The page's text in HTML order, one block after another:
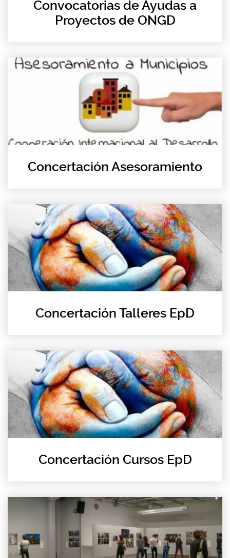
Convocatorias de Ayudas a
Proyectos de ONGD
Concertación Asesoramiento
Concertación Talleres EpD
Concertación Cursos EpD